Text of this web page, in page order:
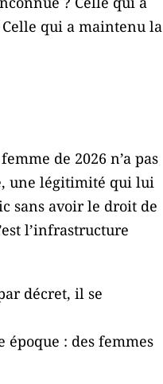
qui a maintenu la
de 2026 n’a pas
une légitimité qui lui
sans avoir le droit de
l’infrastructure
décret, il se
époque : des femmes